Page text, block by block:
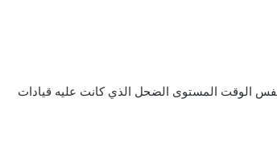
الوقت المستوى الضحل الذي كانت عليه قيادات